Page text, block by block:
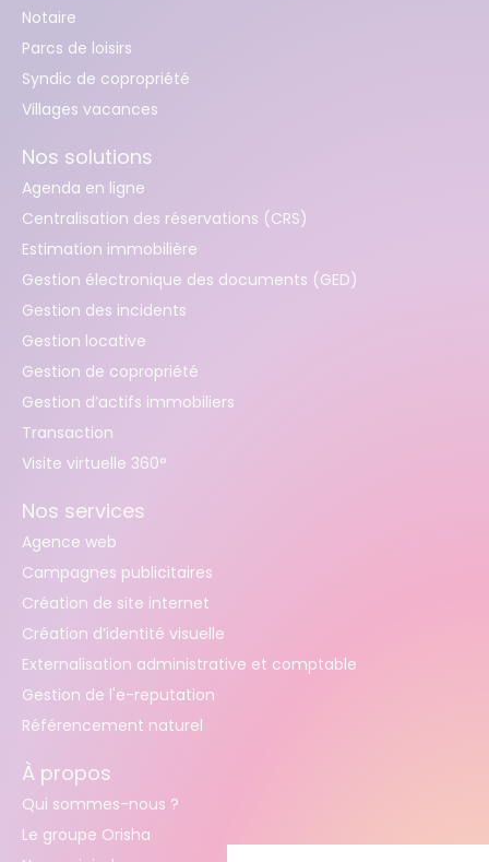
Notaire
Parcs de loisirs
Syndic de copropriété
Villages vacances
Nos solutions
Agenda en ligne
Centralisation des réservations (CRS)
Estimation immobilière
Gestion électronique des documents (GED)
Gestion des incidents
Gestion locative
Gestion de copropriété
Gestion d’actifs immobiliers
Transaction
Visite virtuelle 360°
Nos services
Agence web
Campagnes publicitaires
Création de site internet
Création d’identité visuelle
Externalisation administrative et comptable
Gestion de l'e-reputation
Référencement naturel
À propos
Qui sommes-nous ?
Le groupe Orisha